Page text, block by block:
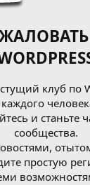
клуб по
и станьте
сообщества.
простую